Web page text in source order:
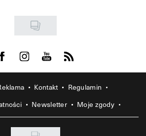
Visit us on Facebook
Visit us on Instagram
Visit us on Youtube
Visit us on Rss
Kontakt
Regulamin
Newsletter Moje zgody